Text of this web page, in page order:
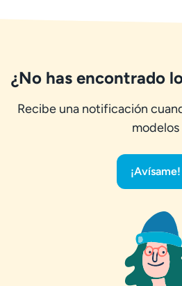
¿No has encontrado
Recibe una notificación
modelos
¡Avísame!